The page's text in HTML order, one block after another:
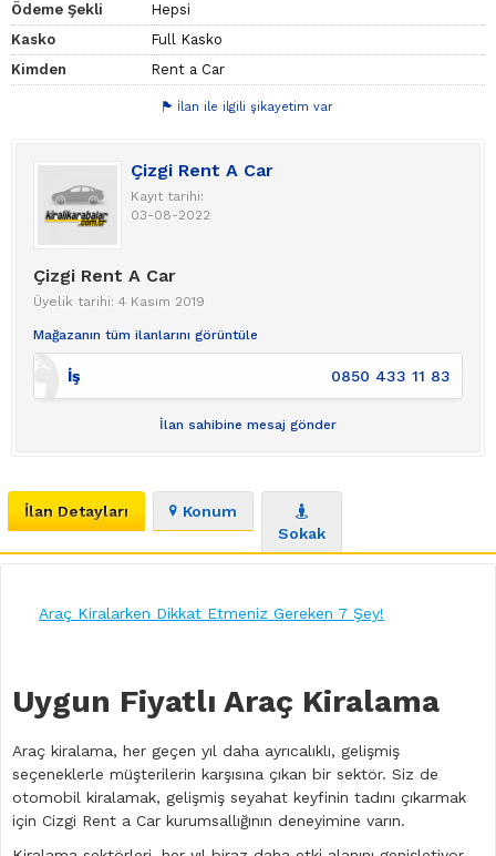
Ödeme Şekli
Hepsi
Kasko
Full Kasko
Kimden
Rent a Car
İlan ile ilgili şikayetim var
Çizgi Rent A Car
Kayıt tarihi:
03-08-2022
Çizgi Rent A Car
Üyelik tarihi: 4 Kasım 2019
Mağazanın tüm ilanlarını görüntüle
İş 0850 433 11 83
İlan sahibine mesaj gönder
İlan Detayları
Konum
Sokak
Araç Kiralarken Dikkat Etmeniz Gereken 7 Şey!
Uygun Fiyatlı Araç Kiralama
Araç kiralama, her geçen yıl daha ayrıcalıklı, gelişmiş
seçeneklerle müşterilerin karşısına çıkan bir sektör. Siz de
otomobil kiralamak, gelişmiş seyahat keyfinin tadını çıkarmak
için Cizgi Rent a Car kurumsallığının deneyimine varın.